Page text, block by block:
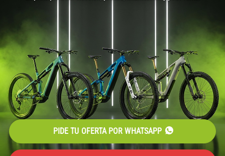
PIDE TU OFERTA POR WHATSAPP